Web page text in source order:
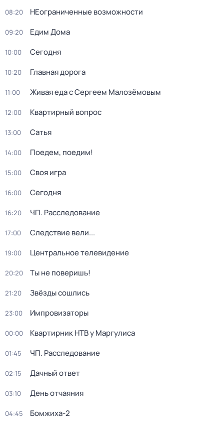
08:20 НЕограниченные возможности
09:20 Едим Дома
10:00 Сегодня
10:20 Главная дорога
11:00 Живая еда с Сергеем Малозёмовым
12:00 Квартирный вопрос
13:00 Сатья
14:00 Поедем, поедим!
15:00 Своя игра
16:00 Сегодня
16:20 ЧП. Расследование
17:00 Следствие вели...
19:00 Центральное телевидение
20:20 Ты не поверишь!
21:20 Звёзды сошлись
23:00 Импровизаторы
00:00 Квартирник НТВ у Маргулиса
01:45 ЧП. Расследование
02:15 Дачный ответ
03:10 День отчаяния
04:45 Бомжиха-2